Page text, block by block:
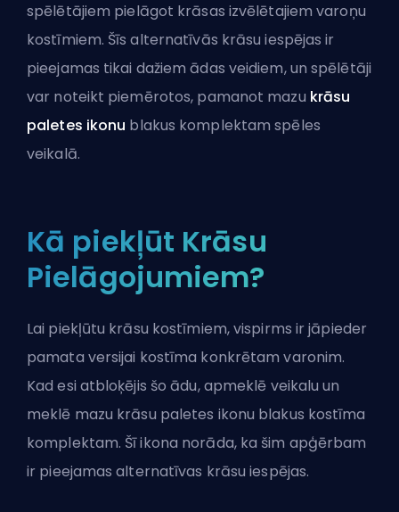
spēlētājiem pielāgot krāsas izvēlētajiem varoņu
kostīmiem. Šīs alternatīvās krāsu iespējas ir
pieejamas tikai dažiem ādas veidiem, un spēlētāji
var noteikt piemērotos, pamanot mazu krāsu
paletes ikonu blakus komplektam spēles
veikalā.
Kā piekļūt Krāsu
Pielāgojumiem?
Lai piekļūtu krāsu kostīmiem, vispirms ir jāpieder
pamata versijai kostīma konkrētam varonim.
Kad esi atbloķējis šo ādu, apmeklē veikalu un
meklē mazu krāsu paletes ikonu blakus kostīma
komplektam. Šī ikona norāda, ka šim apģērbam
ir pieejamas alternatīvas krāsu iespējas.